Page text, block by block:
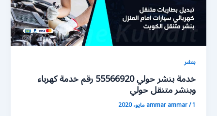
بنشر
خدمة بنشر حولي 55566920 رقم خدمة كهرباء
وبنشر متنقل حولي
ammar ammar/1 مايو، 2020